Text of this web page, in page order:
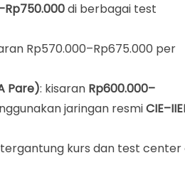
Akademi Bahasa
di berbagai test
Rp570.000–Rp675.000 per
Pare): kisaran Rp600.000–
jaringan resmi
kurs dan test center